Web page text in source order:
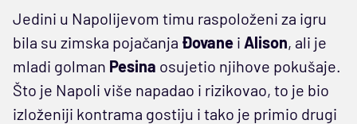
Jedini u Napolijevom timu raspoloženi za igru
bila su zimska pojačanja Đovane i Alison, ali je
mladi golman Pesina osujetio njihove pokušaje.
Što je Napoli više napadao i rizikovao, to je bio
izloženiji kontrama gostiju i tako je primio drugi